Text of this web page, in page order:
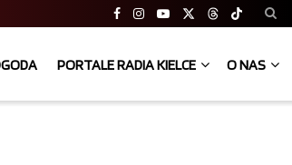
PORTALE RADIA KIELCE O NAS